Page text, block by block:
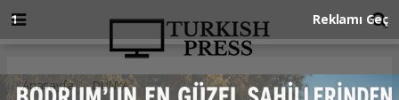
Anasayfa DÜNYA